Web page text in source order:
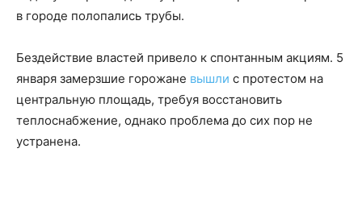
в городе полопались трубы.
Бездействие властей привело к спонтанным акциям. 5
января замерзшие горожане вышли с протестом на
центральную площадь, требуя восстановить
теплоснабжение, однако проблема до сих пор не
устранена.